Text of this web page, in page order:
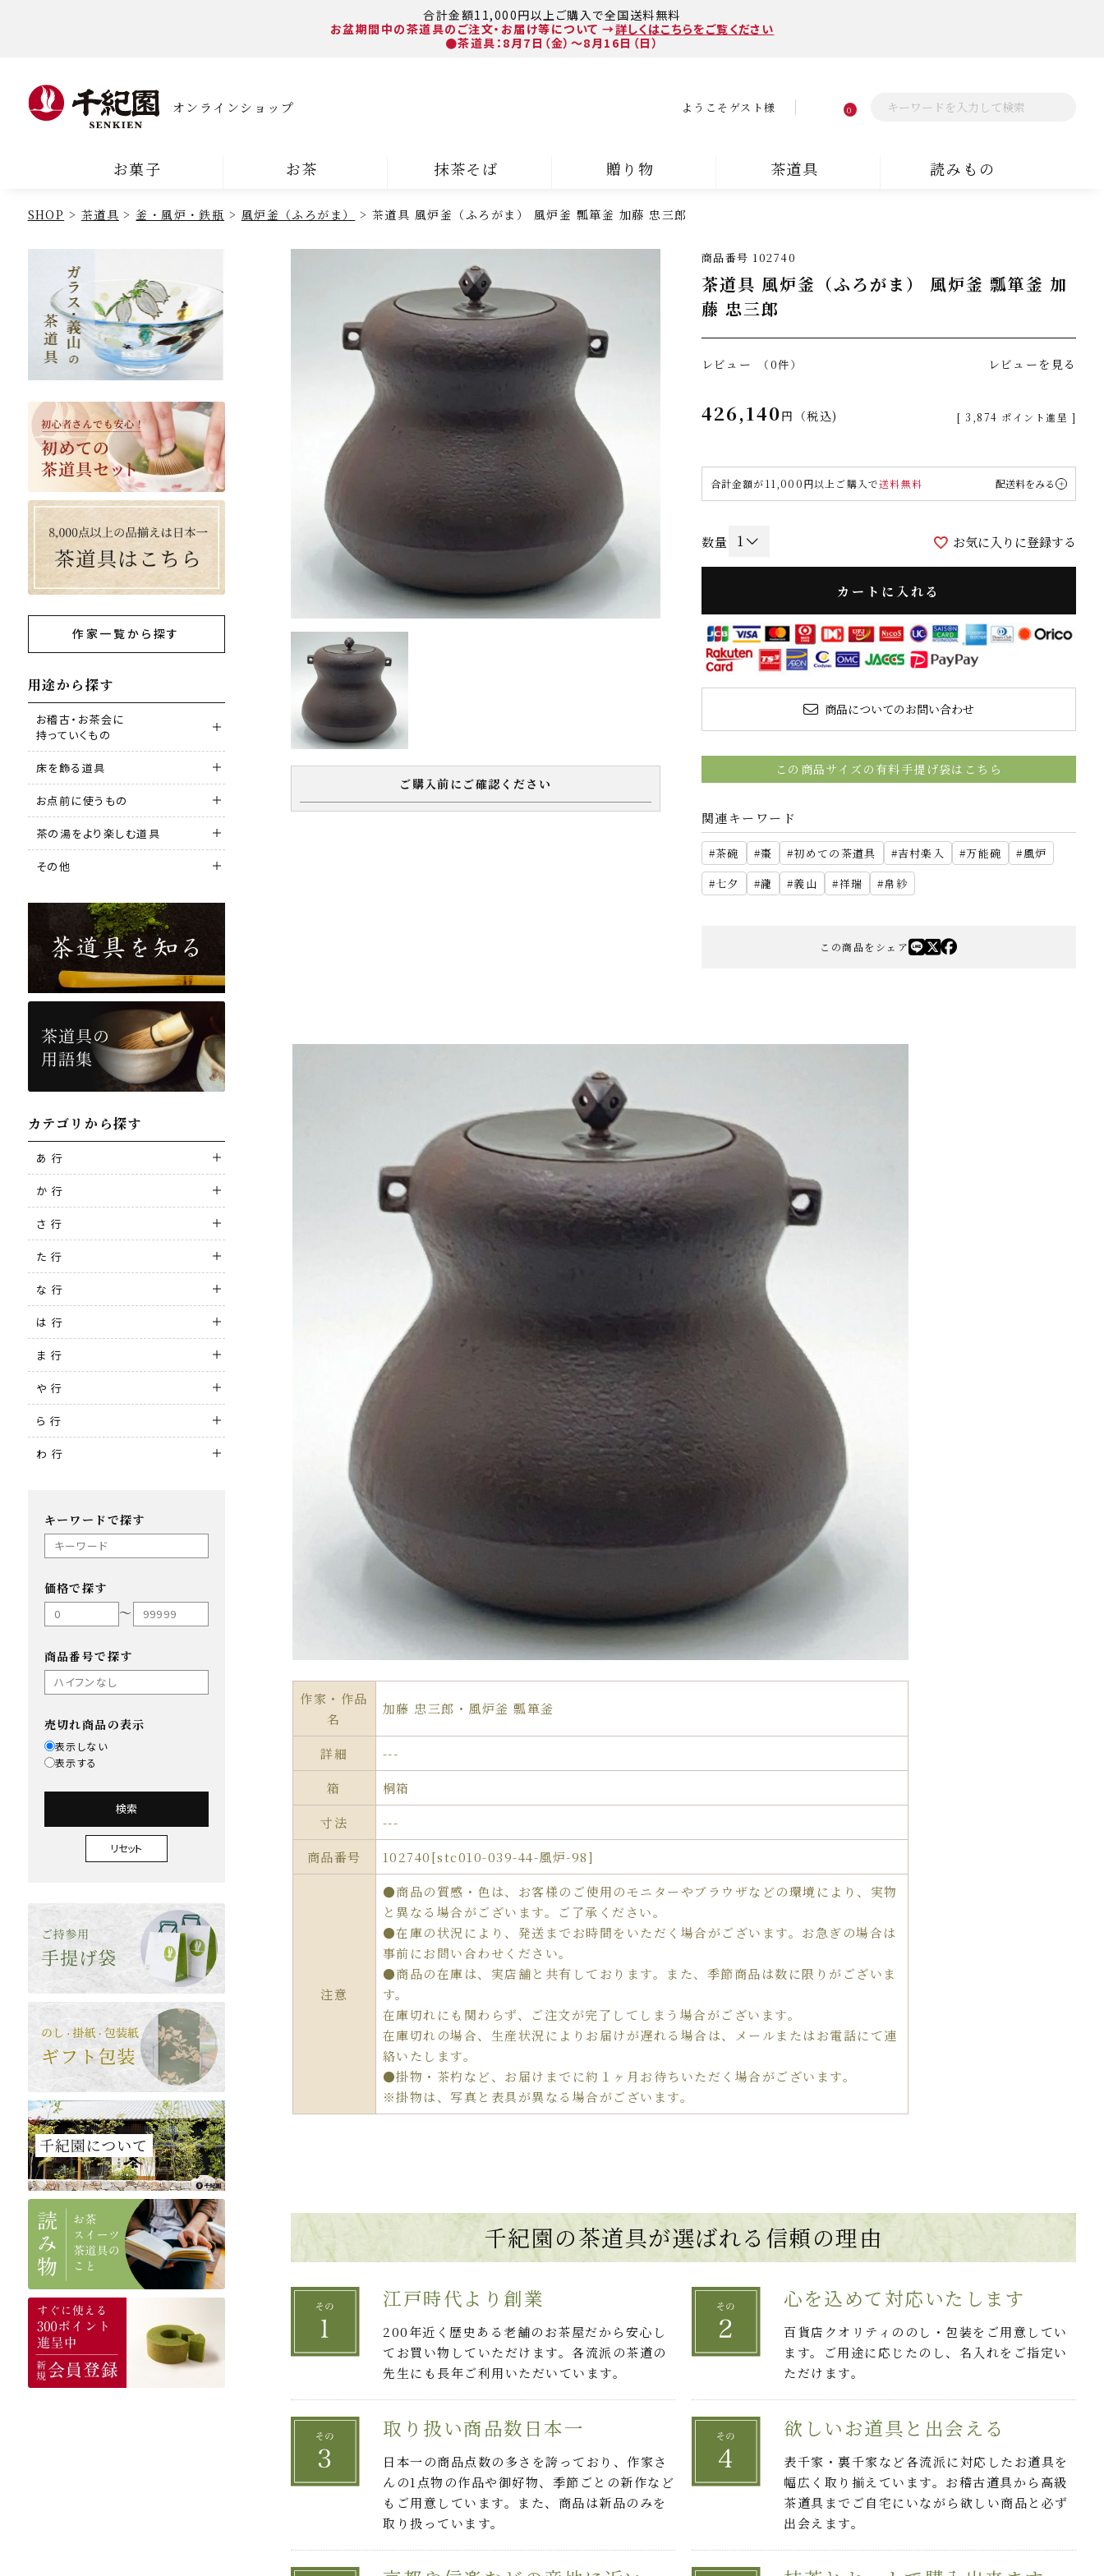
合計金額11,000円以上ご購入で全国送料無料
お盆期間中の茶道具のご注文・お届け等について →詳しくはこちらをご覧ください
●茶道具：8月7日（金）～8月16日（日）
オンラインショップ ようこそゲスト様 0
お菓子 お茶 抹茶そば 贈り物 茶道具 読みもの
SHOP 茶道具 釜・風炉・鉄瓶 風炉釜（ふろがま） 茶道具 風炉釜（ふろがま） 風炉釜 瓢箪釜 加藤 忠三郎
作家一覧から探す
用途から探す
お稽古・お茶会に
持っていくもの
床を飾る道具
お点前に使うもの
茶の湯をより楽しむ道具
その他
カテゴリから探す
あ 行
か 行
さ 行
た 行
な 行
は 行
ま 行
や 行
ら 行
わ 行
キーワードで探す
価格で探す
〜
商品番号で探す
売切れ商品の表示
表示しない
表示する
検索
リセット
ご購入前にご確認ください
商品番号 102740
茶道具 風炉釜（ふろがま） 風炉釜 瓢箪釜 加
藤 忠三郎
レビュー （0件） レビューを見る
426,140 税込 [ 3,874 ポイント進呈 ]
合計金額が11,000円以上ご購入で送料無料 配送料をみる
お気に入りに登録する
カートに入れる
商品についてのお問い合わせ
この商品サイズの有料手提げ袋はこちら
関連キーワード
茶碗 棗 初めての茶道具 吉村楽入 万能碗
風炉
七夕
瀧 義山 祥瑞 帛紗
この商品をシェア
作家・作品
名
加藤 忠三郎・風炉釜 瓢箪釜
詳細
---
箱
桐箱
寸法
---
商品番号
102740[stc010-039-44-風炉-98]
注意
●商品の質感・色は、お客様のご使用のモニターやブラウザなどの環境により、実物
と異なる場合がございます。ご了承ください。
●在庫の状況により、発送までお時間をいただく場合がございます。お急ぎの場合は
事前にお問い合わせください。
●商品の在庫は、実店舗と共有しております。また、季節商品は数に限りがございま
す。
在庫切れにも関わらず、ご注文が完了してしまう場合がございます。
在庫切れの場合、生産状況によりお届けが遅れる場合は、メールまたはお電話にて連
絡いたします。
●掛物・茶杓など、お届けまでに約１ヶ月お待ちいただく場合がございます。
※掛物は、写真と表具が異なる場合がございます。
千紀園の茶道具が選ばれる 信頼の理由
江戸時代より創業
200年近く歴史ある老舗のお茶屋だから安心し
てお買い物していただけます。各流派の茶道の
先生にも長年ご利用いただいています。
心を込めて対応いたします
百貨店クオリティののし・包装をご用意してい
ます。ご用途に応じたのし、名入れをご指定い
ただけます。
取り扱い商品数日本一
日本一の商品点数の多さを誇っており、作家さ
んの1点物の作品や御好物、季節ごとの新作など
もご用意しています。また、商品は新品のみを
取り扱っています。
欲しいお道具と出会える
表千家・裏千家など各流派に対応したお道具を
幅広く取り揃えています。お稽古道具から高級
茶道具までご自宅にいながら欲しい商品と必ず
出会えます。